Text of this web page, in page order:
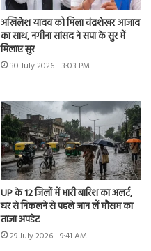
अखिलेश यादव को मिला चंद्रशेखर आजाद
का साथ, नगीना सांसद ने सपा के सुर में
मिलाए सुर
30 July 2026 - 3:03 PM
UP के 12 जिलों में भारी बारिश का अलर्ट,
घर से निकलने से पहले जान लें मौसम का
ताजा अपडेट
29 July 2026 - 9:41 AM